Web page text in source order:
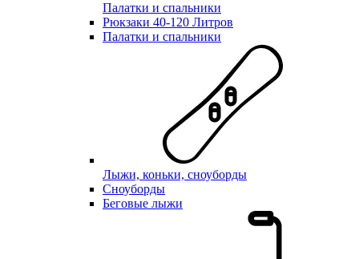
Палатки и спальники
Рюкзаки 40-120 Литров
Палатки и спальники
Лыжи, коньки, сноуборды
Сноуборды
Беговые лыжи